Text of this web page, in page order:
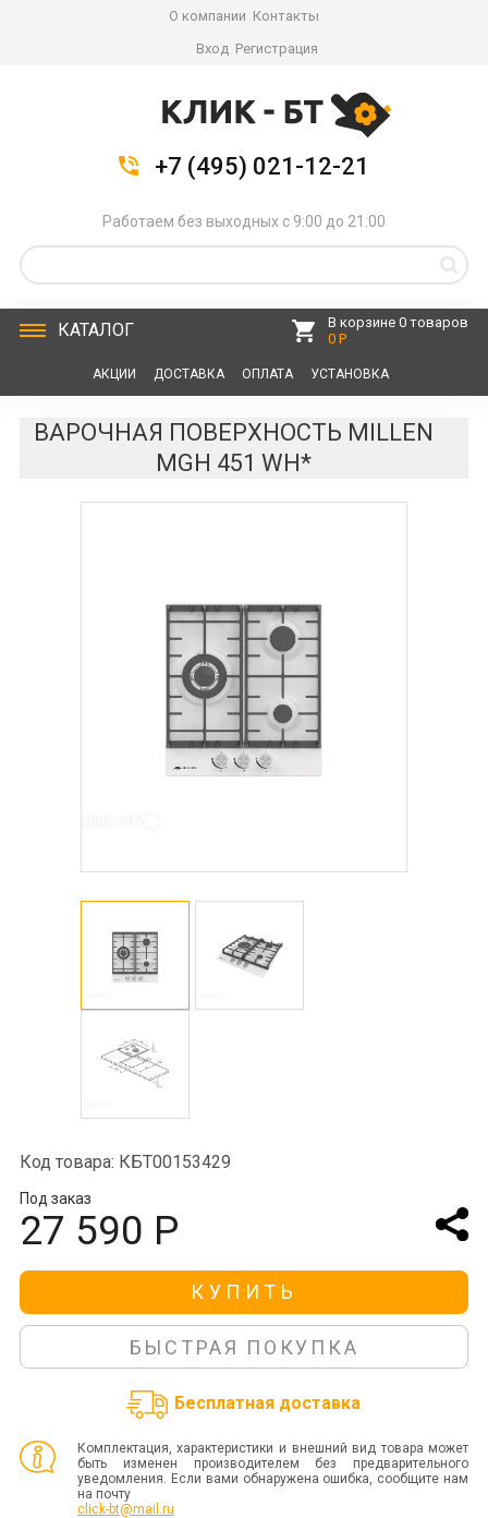
О компании Контакты
Вход Регистрация
+7 (495) 021-12-21
Работаем без выходных с 9:00 до 21:00
КАТАЛОГ
В корзине 0 товаров
0 Р
АКЦИИ ДОСТАВКА ОПЛАТА УСТАНОВКА
ВАРОЧНАЯ ПОВЕРХНОСТЬ MILLEN
MGH 451 WH*
Код товара: КБТ00153429
Под заказ
27 590 Р
КУПИТЬ
БЫСТРАЯ ПОКУПКА
Бесплатная доставка
Комплектация, характеристики и внешний вид товара может
быть изменен производителем без предварительного
уведомления. Если вами обнаружена ошибка, сообщите нам
на почту
click-bt@mail.ru